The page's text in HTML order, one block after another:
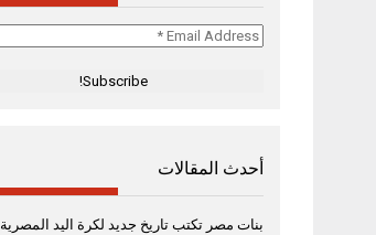
Email
أحدث المقالات
بنات مصر تكتب تاريخ جديد لكرة اليد المصرية